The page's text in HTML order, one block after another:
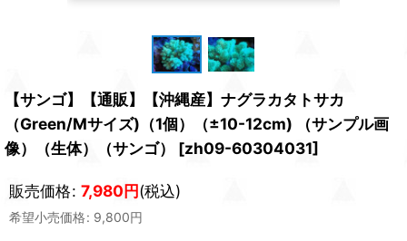
【サンゴ】【通販】【沖縄産】ナグラカタトサカ
（Green/Mサイズ)（1個）（±10-12cm) （サンプル画
像）（生体）（サンゴ）
[zh09-60304031]
販売価格: 7,980円(税込)
希望小売価格: 9,800円